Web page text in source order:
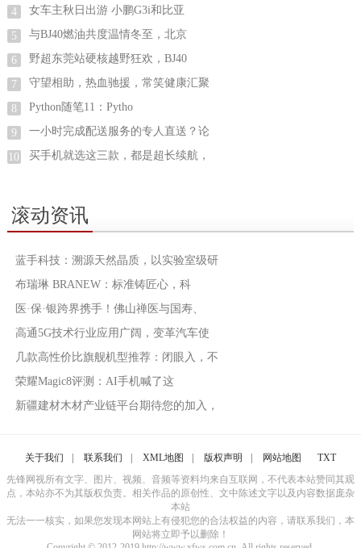
4 女车主秋日出游 小鹏G3i和比亚
5 与BJ40燃油共度温情冬至，北京
6 野超东莞站硬核越野狂欢，BJ40
7 守望相助，热血驰援，常笑健康汇聚
8 Python随笔11：Pytho
9 一小时完成配送服务的专人直送？论
10 买手机就选这三款，都是超长续航，
滚动资讯
蓝手科技：溯源天然晶质，以实验室级研
布瑞琳 BRANEW：标准铸匠心，科
医·保·银跨界携手！佛山禅医与国寿、
高通5G技术行业应用广阔，变革汽车使
几款高性价比旗舰机型推荐：闭眼入，不
荣耀Magic8评测：AI手机喊了这
新疆建材木材产业链平台期待您的加入，
关于我们 联系我们 XML地图 版权声明 网站地图
TXT
先锋网视所有文字、图片、视频、音频等资料均来自互联网，不代表本站赞同其观
点，本站亦不为其版权负责。相关作品的原创性、文中陈述文字以及内容数据庞杂
本站
无法一一核实，如果您发现本网站上有侵犯您的合法权益的内容，请联系我们，本
网站将立即予以删除！